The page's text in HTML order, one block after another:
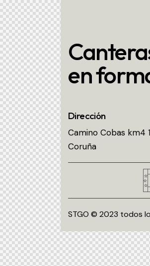
en
Dirección
Camino Cobas km4
Coruña
STGO © 2023 todos